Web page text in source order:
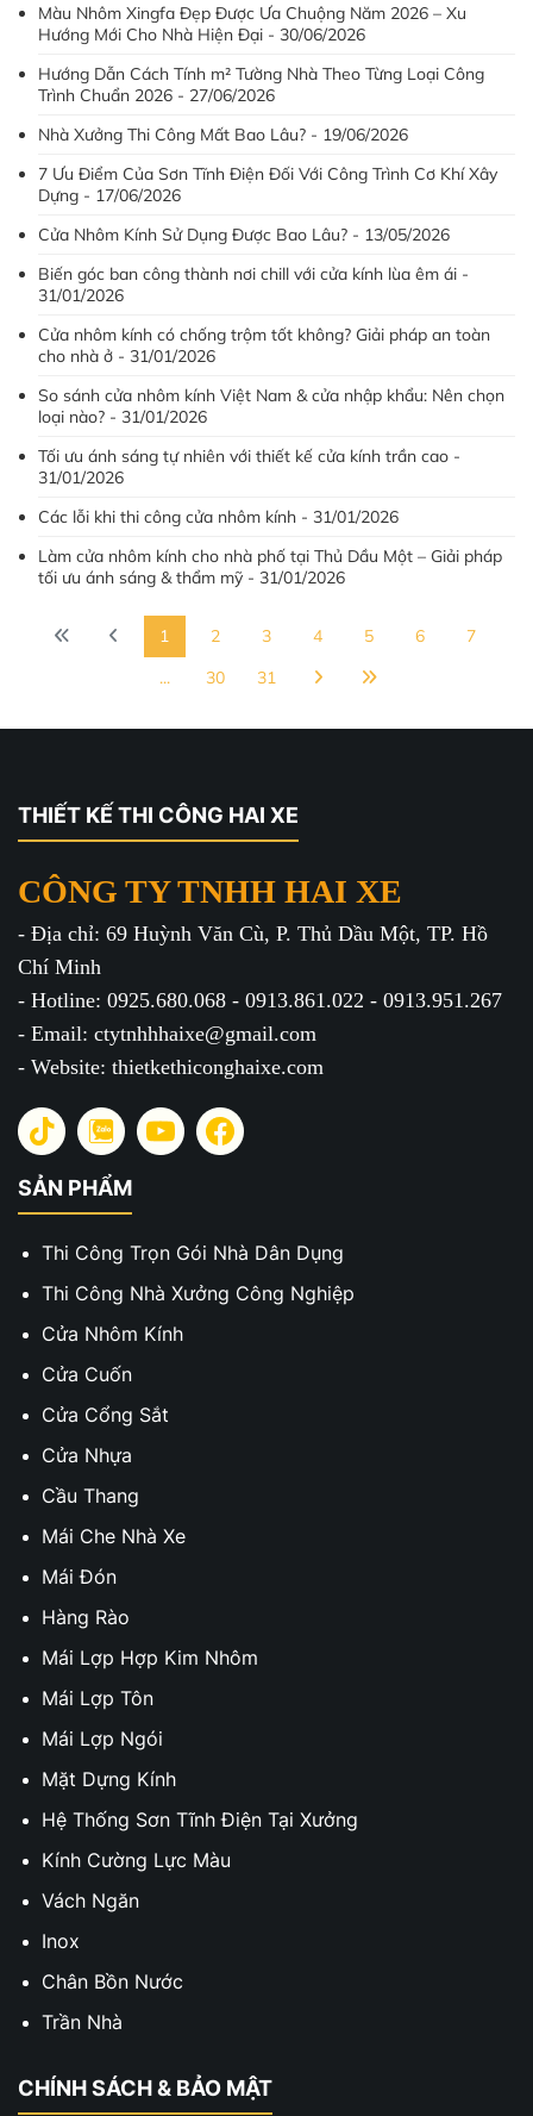
Màu Nhôm Xingfa Đẹp Được Ưa Chuộng Năm 2026 – Xu
Hướng Mới Cho Nhà Hiện Đại - 30/06/2026
Hướng Dẫn Cách Tính m² Tường Nhà Theo Từng Loại Công
Trình Chuẩn 2026 - 27/06/2026
Nhà Xưởng Thi Công Mất Bao Lâu? - 19/06/2026
7 Ưu Điểm Của Sơn Tĩnh Điện Đối Với Công Trình Cơ Khí Xây
Dựng - 17/06/2026
Cửa Nhôm Kính Sử Dụng Được Bao Lâu? - 13/05/2026
Biến góc ban công thành nơi chill với cửa kính lùa êm ái -
31/01/2026
Cửa nhôm kính có chống trộm tốt không? Giải pháp an toàn
cho nhà ở - 31/01/2026
So sánh cửa nhôm kính Việt Nam & cửa nhập khẩu: Nên chọn
loại nào? - 31/01/2026
Tối ưu ánh sáng tự nhiên với thiết kế cửa kính trần cao -
31/01/2026
Các lỗi khi thi công cửa nhôm kính - 31/01/2026
Làm cửa nhôm kính cho nhà phố tại Thủ Dầu Một – Giải pháp
tối ưu ánh sáng & thẩm mỹ - 31/01/2026
1 2 3 4 5 6
7
...
30 31
THIẾT KẾ THI CÔNG HAI XE
CÔNG TY TNHH HAI XE
- Địa chỉ: 69 Huỳnh Văn Cù, P. Thủ Dầu Một, TP. Hồ
Chí Minh
- Hotline: 0925.680.068 - 0913.861.022 - 0913.951.267
- Email: ctytnhhhaixe@gmail.com
- Website: thietkethiconghaixe.com
SẢN PHẨM
Thi Công Trọn Gói Nhà Dân Dụng
Thi Công Nhà Xưởng Công Nghiệp
Cửa Nhôm Kính
Cửa Cuốn
Cửa Cổng Sắt
Cửa Nhựa
Cầu Thang
Mái Che Nhà Xe
Mái Đón
Hàng Rào
Mái Lợp Hợp Kim Nhôm
Mái Lợp Tôn
Mái Lợp Ngói
Mặt Dựng Kính
Hệ Thống Sơn Tĩnh Điện Tại Xưởng
Kính Cường Lực Màu
Vách Ngăn
Inox
Chân Bồn Nước
Trần Nhà
CHÍNH SÁCH & BẢO MẬT